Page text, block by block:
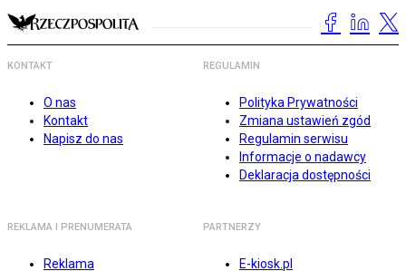
KONTAKT
O nas
Kontakt
Napisz do nas
REGULAMIN
Polityka Prywatności
Zmiana ustawień zgód
Regulamin serwisu
Informacje o nadawcy
Deklaracja dostępności
REKLAMA I PRENUMERATA
Reklama
PARTNERZY
E-kiosk.pl